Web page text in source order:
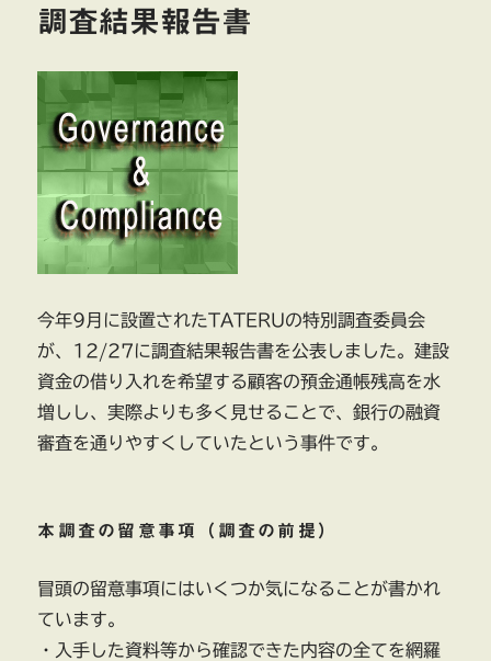
調査結果報告書
今年9月に設置されたTATERUの特別調査委員会
が、12/27に調査結果報告書を公表しました。建設
資金の借り入れを希望する顧客の預金通帳残高を水
増しし、実際よりも多く見せることで、銀行の融資
審査を通りやすくしていたという事件です。
本調査の留意事項（調査の前提）
冒頭の留意事項にはいくつか気になることが書かれ
ています。
・入手した資料等から確認できた内容の全てを網羅